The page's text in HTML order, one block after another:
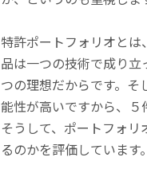
特許ポートフォリオと
品は一つの技術で成り
つの理想だからです。
能性が高いですから、５
そうして、ポートフォ
るのかを評価しています。